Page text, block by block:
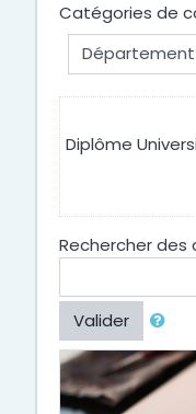
Catégories de
Diplôme
Rechercher des
Valider